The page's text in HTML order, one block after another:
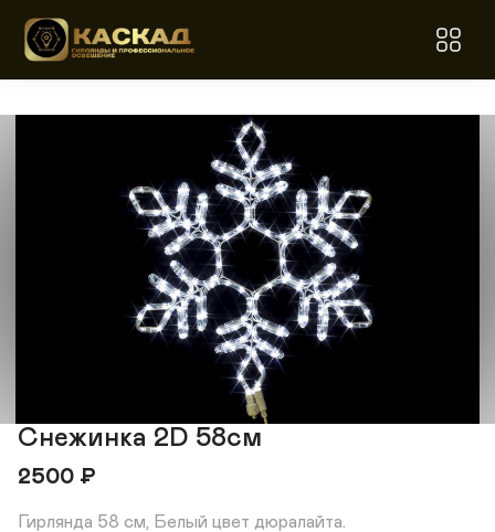
Снежинка 2D 58см
2500 ₽
Гирлянда 58 см, Белый цвет дюралайта.